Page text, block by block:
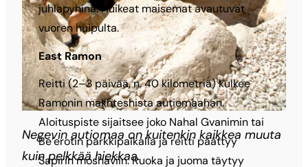
juhlapyhinä. Huikeat maisemat avautuvat
vuoren huipulta.
East Ramon
Reitti (2–3 päivää, n. 40 kilometriä) kulkee
Ramonin makhteshista autiomaahan.
Aloituspiste sijaitsee joko Nahal Gvanimin tai
Be’erotin parkkipaikalla ja reitti päättyy
Sapirin moshaviin. Ruoka ja juoma täytyy
Negevin autiomaa on kuitenkin kaikkea muuta
kuin pelkkää hiekkaa.